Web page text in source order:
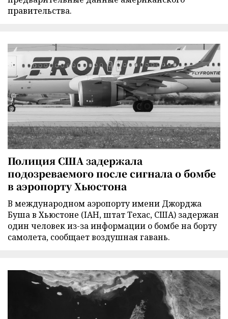
правительства.
Полиция США задержала
подозреваемого после сигнала о бомбе
в аэропорту Хьюстона
В международном аэропорту имени Джорджа
Буша в Хьюстоне (IAH, штат Техас, США) задержан
один человек из-за информации о бомбе на борту
самолета, сообщает воздушная гавань.